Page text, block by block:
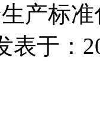
产标
表于：